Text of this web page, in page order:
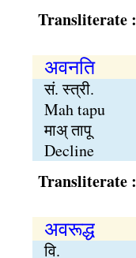
Transliterate :
अवनति
सं. स्त्री.
Mah tapu
माअ् तापू
Decline
Transliterate :
अवरूद्ध
वि.